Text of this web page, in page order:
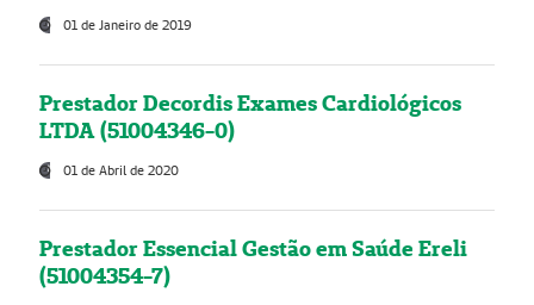
01 de Janeiro de 2019
Prestador Decordis Exames Cardiológicos
LTDA (51004346-0)
01 de Abril de 2020
Prestador Essencial Gestão em Saúde Ereli
(51004354-7)